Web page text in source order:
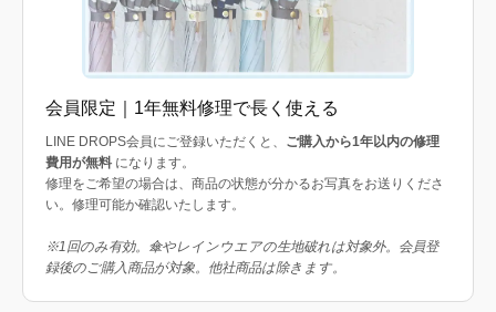
会員限定｜1年無料修理で長く使える
LINE DROPS会員にご登録いただくと、 ご購入から1年以内の修理
費用が無料 になります。
修理をご希望の場合は、商品の状態が分かるお写真をお送りくださ
い。修理可能か確認いたします。
※1回のみ有効。傘やレインウエアの生地破れは対象外。会員登
録後のご購入商品が対象。他社商品は除きます。